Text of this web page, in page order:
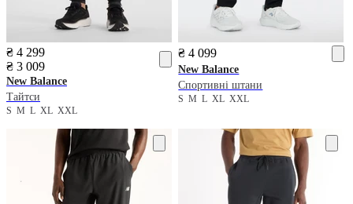
₴ 4 299
₴ 3 009
New Balance
Тайтси
S M L XL XXL
₴ 4 099
New Balance
Спортивні штани
SMLXLXXL